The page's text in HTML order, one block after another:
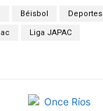
gr
a
p
Béisbol Deportes
Liga JAPAC